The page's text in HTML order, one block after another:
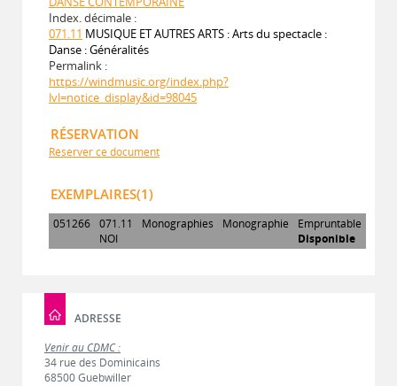
Index. décimale :
071.11 MUSIQUE ET AUTRES ARTS : Arts du spectacle :
Danse : Généralités
Permalink :
https://windmusic.org/index.php?
lvl=notice_display&id=98045
RÉSERVATION
Réserver ce document
EXEMPLAIRES(1)
051266 071.11
NOI
Monographies Monographie
Empruntable
Disponible
ADRESSE
Venir au CDMC :
34 rue des Dominicains
68500 Guebwiller